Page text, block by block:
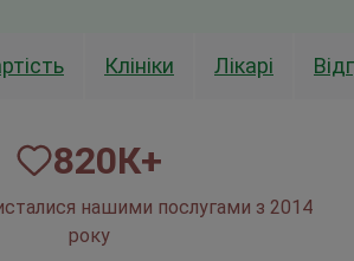
Клініки Лікарі
820К+
нашими послугами з 2014
року